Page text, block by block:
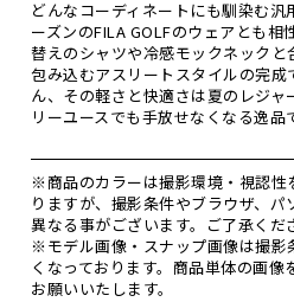
どんなコーディネートにも馴染む
ーズンのFILA GOLFのウェアとも相
替えのシャツや冷感モックネック
包み込むアスリートスタイルの完成
ん、その軽さと快適さは夏のレジャ
リーユースでも手放せなくなる逸品
※商品のカラーは撮影環境・視認性
りますが、撮影条件やブラウザ、
異なる事がございます。ご了承くだ
※モデル画像・スナップ画像は撮影
くなっております。商品単体の画像
お願いいたします。